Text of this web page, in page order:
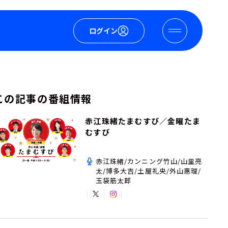
ログイン
の記事の番組情報
赤江珠緒たまむすび／金曜たま
むすび
赤江珠緒/カンニング竹山/山里亮
太/博多大吉/土屋礼央/外山惠理/
玉袋筋太郎